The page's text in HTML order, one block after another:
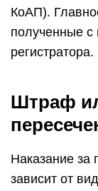
КоАП).
полученные
регистратора.
Штраф
Наказание за
зависит от